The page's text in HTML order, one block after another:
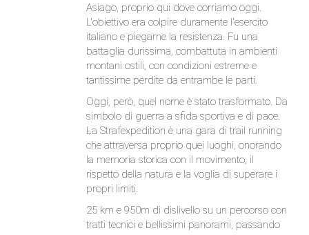
Asiago, proprio qui dove corriamo oggi.
L'obiettivo era colpire duramente l'esercito
italiano e piegarne la resistenza. Fu una
battaglia durissima, combattuta in ambienti
montani ostili, con condizioni estreme e
tantissime perdite da entrambe le parti.
Oggi, però, quel nome è stato trasformato. Da
simbolo di guerra a sfida sportiva e di pace.
La Strafexpedition è una gara di trail running
che attraversa proprio quei luoghi, onorando
la memoria storica con il movimento, il
rispetto della natura e la voglia di superare i
propri limiti.
25 km e 950m di dislivello su un percorso con
tratti tecnici e bellissimi panorami, passando